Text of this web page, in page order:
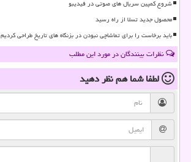
شروع کمپین سریال های صوتی در فیدیبو
محصول جدید تسلا از راه رسید
باید برخاست را برای تماشاچی نبودن در بزنگاه های تاریخ طراحی کردیم
نظرات بینندگان در مورد این مطلب
لطفا شما همنظر دهید